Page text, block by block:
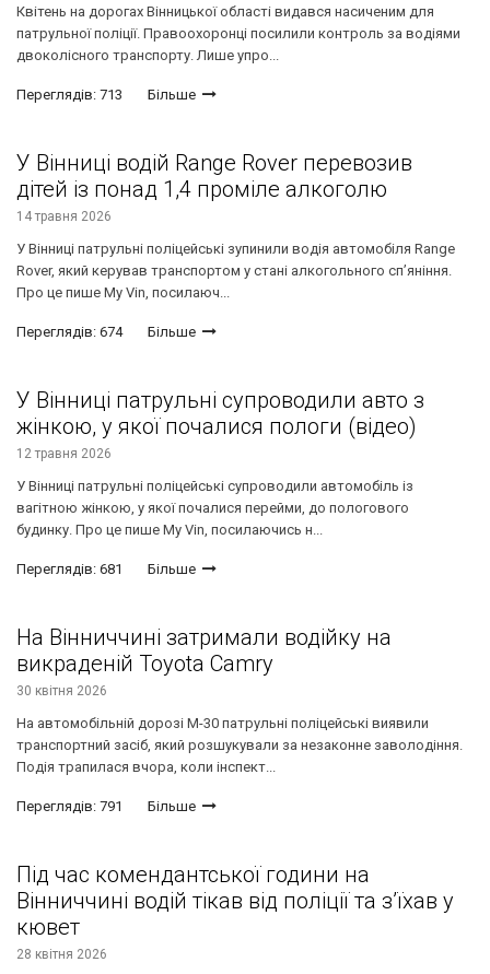
Квітень на дорогах Вінницької області видався насиченим для
патрульної поліції. Правоохоронці посилили контроль за водіями
двоколісного транспорту. Лише упро...
Переглядів: 713 Більше
У Вінниці водій Range Rover перевозив
дітей із понад 1,4 проміле алкоголю
14 травня 2026
У Вінниці патрульні поліцейські зупинили водія автомобіля Range
Rover, який керував транспортом у стані алкогольного сп’яніння.
Про це пише My Vin, посилаюч...
Переглядів: 674 Більше
У Вінниці патрульні супроводили авто з
жінкою, у якої почалися пологи (відео)
12 травня 2026
У Вінниці патрульні поліцейські супроводили автомобіль із
вагітною жінкою, у якої почалися перейми, до пологового
будинку. Про це пише My Vin, посилаючись н...
Переглядів: 681 Більше
На Вінниччині затримали водійку на
викраденій Toyota Camry
30 квітня 2026
На автомобільній дорозі М-30 патрульні поліцейські виявили
транспортний засіб, який розшукували за незаконне заволодіння.
Подія трапилася вчора, коли інспект...
Переглядів: 791 Більше
Під час комендантської години на
Вінниччині водій тікав від поліції та з’їхав у
кювет
28 квітня 2026